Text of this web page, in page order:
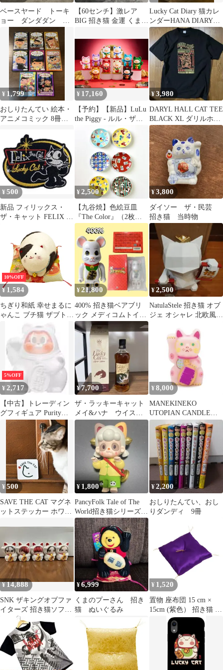
ベースヤード トーキ
ョー ダンダダン ア
ボババア ①
【60センチ】激レア
BIG 招き猫 金運 くまの
Lucky Cat Diary 猫カレ
ンダーHANA DIARY
2026
¥ 1,799
おしりたんてい 絵本・
アニメコミック 8冊セ
¥ 17,160
【予約】【新品】LuLu
the Piggy - ルル・ザ・
ピギー 招き猫シリーズ
8個入り1BOX【正規
¥3,980
DARYL HALL CAT TEE
BLACK XL ダリルホー
ル Tシャツ
¥ 500
新品 フィリックス・
ザ・キャット FELIX ア
¥2,500
【九谷焼】色絵豆皿
『The Color』（2枚セ
ットより）
¥3,800
ダイソー ザ・民芸
招き猫 当時物
10%OFF
¥ 1,584
ちぎり和紙 幸せまるに
ゃんこ ブチ猫 ザブトン
付手作りちぎり和紙細
工 猫の人形・ネコの置
物・ねこの和雑貨
¥21,800
400% 招き猫ベアブリ
ック メディコムトイ
縁起物 日本
¥2,500
NatulaStele 招き猫 オブ
ジェ オシャレ 北欧風
5%OFF
¥ 2,717
【中古】トレーディン
グフィギュア Purity
「WOOO THE SLLO 福
を集める招き猫シリー
ズ トレーディングフィ
ギュア」
¥7,700
ザ・ラッキーキャット
メイ&ハナ ウイスキ
ー
¥ 8,000
MANEKINEKO
UTOPIAN CANDLE
うす桃
¥500
SAVE THE CAT マグネ
ットステッカー ホワイ
¥ 1,800
PancyFolk Tale of The
World招き猫シリーズ
フィギュア
¥2,200
おしりたんてい、おし
りダンディ 9冊
¥14,888
SNK ザキングオブファ
イターズ 招き猫ソフビ
5体 コンプ
¥6,999
くまのプーさん 招き
猫 ぬいぐるみ
¥ 1,520
置物 座布団 15 cm ×
15cm (紫色） 招き猫 水
晶 飾り物 座布団